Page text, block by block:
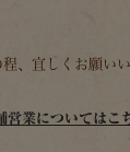
、宜しくお願いい
営業についてはこ